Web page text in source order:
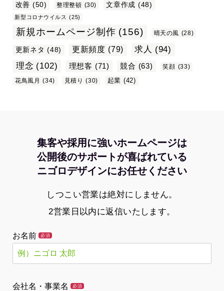
改善 (50) 整理整頓 (30) 文章作成 (48)
新型コロナウイルス (25)
新規ホームページ制作 (156) 晴天の風 (28)
更新ネタ (48) 更新頻度 (79) 求人 (94)
理念 (102) 理想客 (71) 競合 (63) 笑顔 (33)
花鳥風月
(34) 見積り (30) 起業 (42)
集客や採用に強いホームページは
公開後のサポートが喜ばれている
ニゴロデザインにお任せください
しつこい営業は絶対にしません。
2営業日以内に返信いたします。
お名前 必須
会社名・事業名 必須